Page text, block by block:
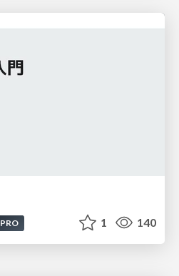
PRO 1 140